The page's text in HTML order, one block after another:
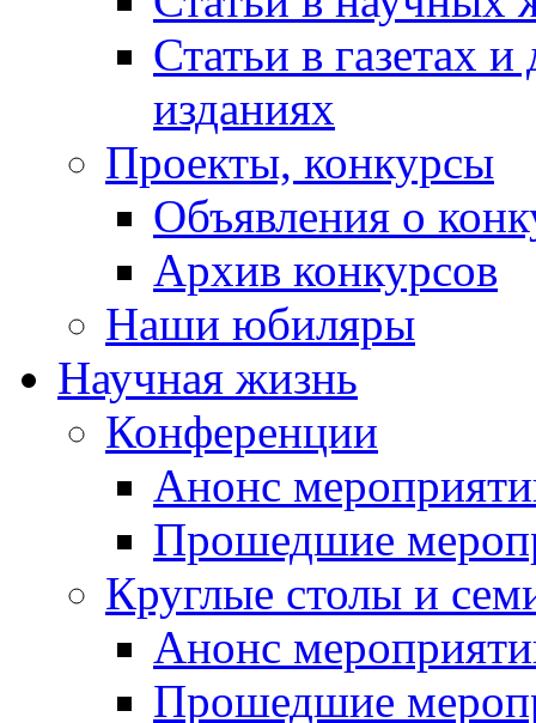
Статьи в газетах
изданиях
Проекты, конкурсы
Объявления о
Архив конкурсов
Наши юбиляры
Научная жизнь
Конференции
Анонс
Прошедшие
Круглые столы и
Анонс
Прошедшие